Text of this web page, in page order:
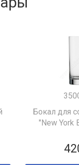
Бокал для
"New York